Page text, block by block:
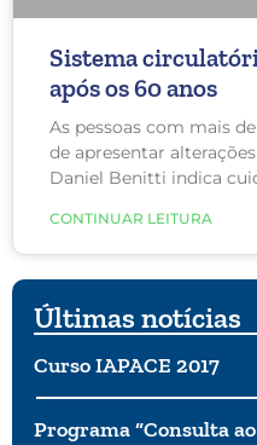
Sistema
após os 60 anos
As pessoas com mais
de apresentar
Daniel Benitti indica
CONTINUAR LEITURA
Últimas notícias
Curso IAPACE 2017
Programa “Consulta